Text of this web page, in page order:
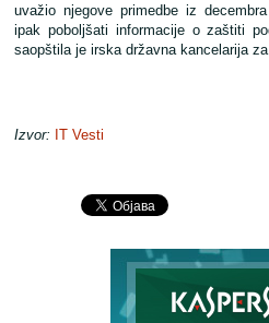
uvažio njegove primedbe iz
ipak poboljšati informacije o zaštiti
saopštila je irska državna kancelarija
Izvor: IT Vesti